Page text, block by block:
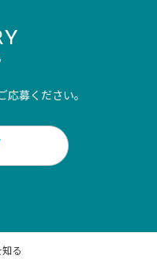
募ください。
る